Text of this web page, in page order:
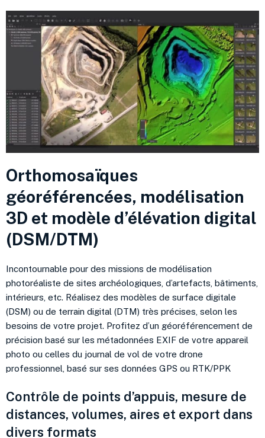
Orthomosaïques
géoréférencées, modélisation
3D et modèle d’élévation digital
(DSM/DTM)
Incontournable pour des missions de modélisation
photoréaliste de sites archéologiques, d’artefacts, bâtiments,
intérieurs, etc. Réalisez des modèles de surface digitale
(DSM) ou de terrain digital (DTM) très précises, selon les
besoins de votre projet. Profitez d’un géoréférencement de
précision basé sur les métadonnées EXIF de votre appareil
photo ou celles du journal de vol de votre drone
professionnel, basé sur ses données GPS ou RTK/PPK
Contrôle de points d’appuis, mesure de
distances, volumes, aires et export dans
divers formats